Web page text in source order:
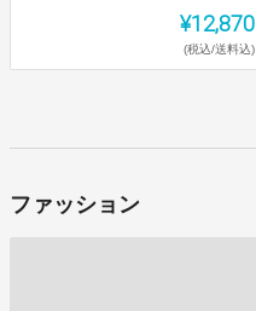
¥12,870
(税込/送料込)
ファッション